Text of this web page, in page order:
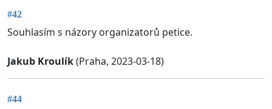
#42
Souhlasím s názory organizatorů petice.
Jakub Kroulík(Praha, 2023-03-18)
#44